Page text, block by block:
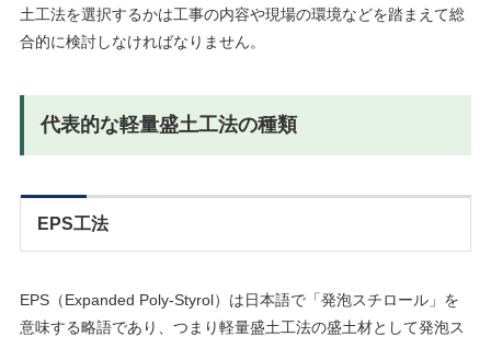
土工法を選択するかは工事の内容や現場の環境などを踏まえて総
合的に検討しなければなりません。
代表的な軽量盛土工法の種類
EPS工法
EPS（Expanded Poly-Styrol）は日本語で「発泡スチロール」を
意味する略語であり、つまり軽量盛土工法の盛土材として発泡ス